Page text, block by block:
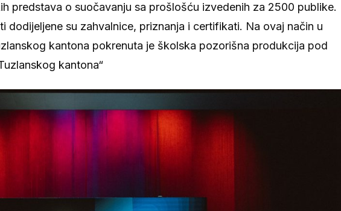
predstava o suočavanju sa prošlošću izvedenih za 2500 publike.
dodijeljene su zahvalnice, priznanja i certifikati. Na ovaj način u
kantona pokrenuta je školska pozorišna produkcija pod
kantona“